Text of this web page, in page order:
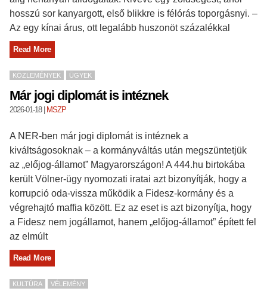
hosszú sor kanyargott, első blikkre is félórás toporgásnyi. –
Az egy kínai árus, ott legalább huszonöt százalékkal
Read More
KÖZLEMÉNYEK ÜGYEK
Már jogi diplomát is intéznek
2026-01-18| MSZP
A NER-ben már jogi diplomát is intéznek a
kiváltságosoknak – a kormányváltás után megszüntetjük
az „előjog-államot” Magyarországon! A 444.hu birtokába
került Völner-ügy nyomozati iratai azt bizonyítják, hogy a
korrupció oda-vissza működik a Fidesz-kormány és a
végrehajtó maffia között. Ez az eset is azt bizonyítja, hogy
a Fidesz nem jogállamot, hanem „előjog-államot” épített fel
az elmúlt
Read More
KULTÚRA VÉLEMÉNY